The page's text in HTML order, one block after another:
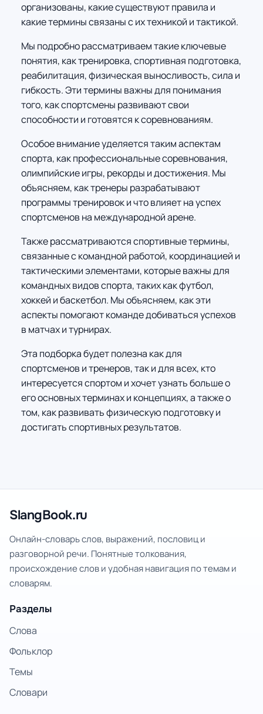
организованы, какие существуют правила и
какие термины связаны с их техникой и тактикой.
Мы подробно рассматриваем такие ключевые
понятия, как тренировка, спортивная подготовка,
реабилитация, физическая выносливость, сила и
гибкость. Эти термины важны для понимания
того, как спортсмены развивают свои
способности и готовятся к соревнованиям.
Особое внимание уделяется таким аспектам
спорта, как профессиональные соревнования,
олимпийские игры, рекорды и достижения. Мы
объясняем, как тренеры разрабатывают
программы тренировок и что влияет на успех
спортсменов на международной арене.
Также рассматриваются спортивные термины,
связанные с командной работой, координацией и
тактическими элементами, которые важны для
командных видов спорта, таких как футбол,
хоккей и баскетбол. Мы объясняем, как эти
аспекты помогают команде добиваться успехов
в матчах и турнирах.
Эта подборка будет полезна как для
спортсменов и тренеров, так и для всех, кто
интересуется спортом и хочет узнать больше о
его основных терминах и концепциях, а также о
том, как развивать физическую подготовку и
достигать спортивных результатов.
SlangBook.ru
Онлайн-словарь слов, выражений, пословиц и
разговорной речи. Понятные толкования,
происхождение слов и удобная навигация по темам и
словарям.
Разделы
Слова
Фольклор
Темы
Словари